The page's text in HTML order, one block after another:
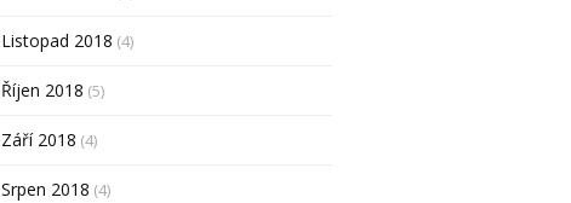
Listopad 2018 (4)
Říjen 2018 (5)
Září 2018 (4)
Srpen 2018 (4)